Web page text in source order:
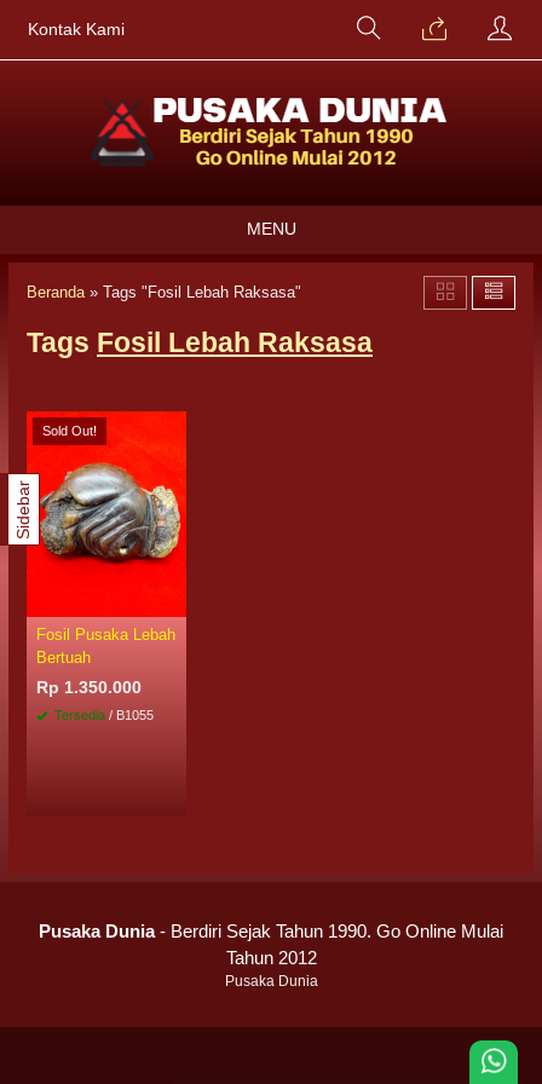
Kontak Kami
MENU
Beranda» Tags "Fosil Lebah Raksasa"
Tags Fosil Lebah Raksasa
Sold Out!
Fosil Pusaka Lebah
Bertuah
Rp 1.350.000
Tersedia / B1055
Sidebar
Pusaka Dunia- Berdiri Sejak Tahun 1990. Go Online Mulai
Tahun 2012
Pusaka Dunia